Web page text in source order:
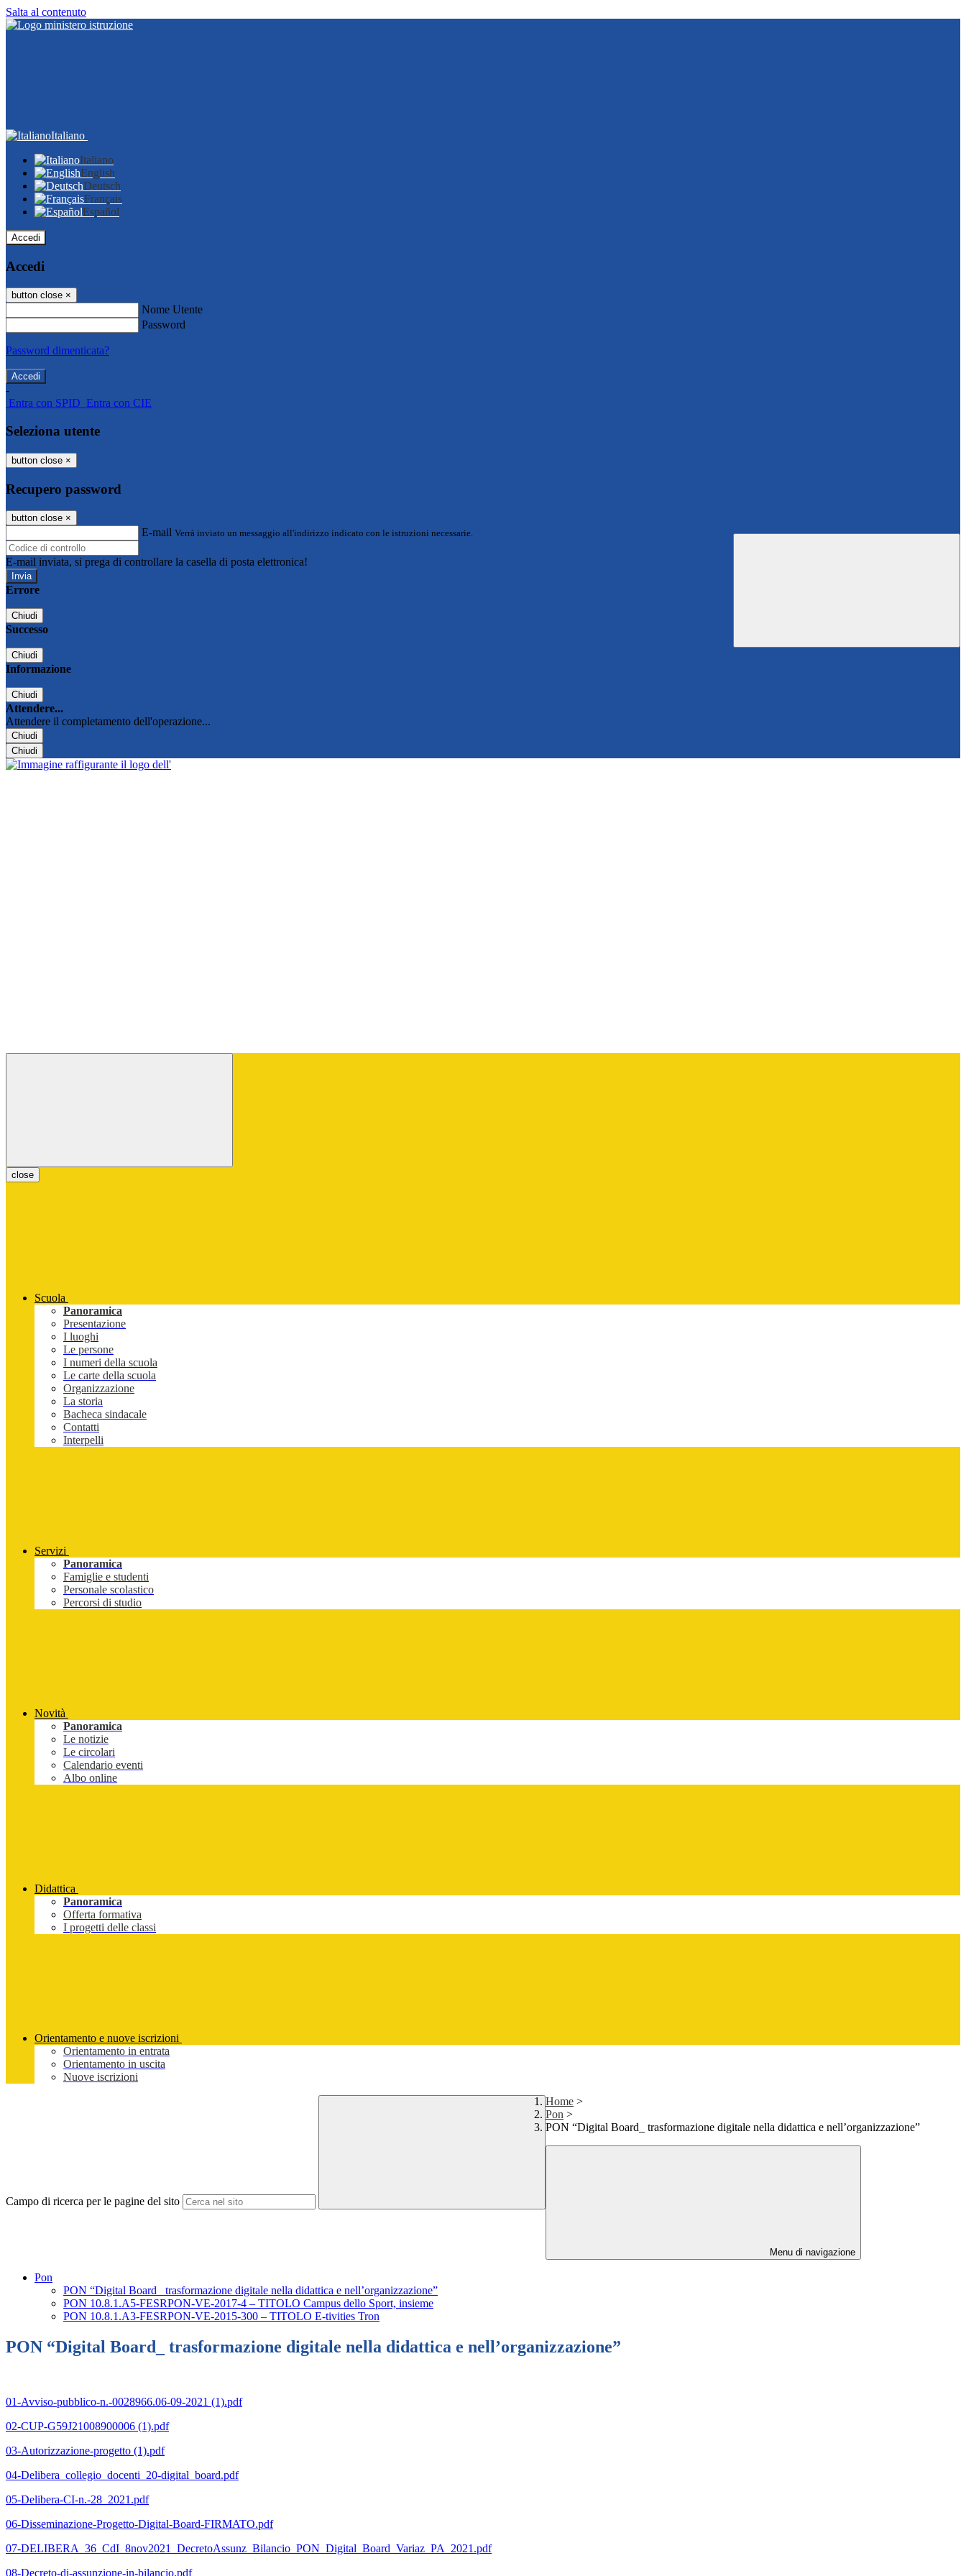
Salta al contenuto
Italiano
Italiano
English
Deutsch
Français
Español
Accedi
Accedi
button close ×
Nome Utente
Password
Password dimenticata?
-
Entra con SPID Entra con CIE
Seleziona utente
button close ×
Recupero password
button close ×
E-mail Verrà inviato un messaggio all'indirizzo indicato con le istruzioni necessarie.
E-mail inviata, si prega di controllare la casella di posta elettronica!
Errore
Chiudi
Successo
Chiudi
Informazione
Chiudi
Attendere...
Attendere il completamento dell'operazione...
Chiudi
Chiudi
close
Scuola
Panoramica
Presentazione
I luoghi
Le persone
I numeri della scuola
Le carte della scuola
Organizzazione
La storia
Bacheca sindacale
Contatti
Interpelli
Servizi
Panoramica
Famiglie e studenti
Personale scolastico
Percorsi di studio
Novità
Panoramica
Le notizie
Le circolari
Calendario eventi
Albo online
Didattica
Panoramica
Offerta formativa
I progetti delle classi
Orientamento e nuove iscrizioni
Orientamento in entrata
Orientamento in uscita
Nuove iscrizioni
Campo di ricerca per le pagine del sito
Home >
Pon >
PON “Digital Board_ trasformazione digitale nella didattica e nell’organizzazione”
Menu di navigazione
Pon
PON “Digital Board_ trasformazione digitale nella didattica e nell’organizzazione”
PON 10.8.1.A5-FESRPON-VE-2017-4 – TITOLO Campus dello Sport, insieme
PON 10.8.1.A3-FESRPON-VE-2015-300 – TITOLO E-tivities Tron
PON “Digital Board_ trasformazione digitale nella didattica e nell’organizzazione”
01-Avviso-pubblico-n.-0028966.06-09-2021 (1).pdf
02-CUP-G59J21008900006 (1).pdf
03-Autorizzazione-progetto (1).pdf
04-Delibera_collegio_docenti_20-digital_board.pdf
05-Delibera-CI-n.-28_2021.pdf
06-Disseminazione-Progetto-Digital-Board-FIRMATO.pdf
07-DELIBERA_36_CdI_8nov2021_DecretoAssunz_Bilancio_PON_Digital_Board_Variaz_PA_2021.pdf
08-Decreto-di-assunzione-in-bilancio.pdf